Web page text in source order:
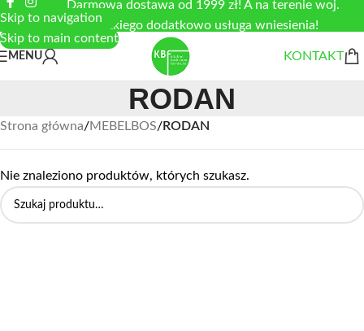
Skip to navigation
Skip to main content
Darmowa dostawa od 1999 zł! A na terenie woj.
łódzkiego dodatkowo usługa wniesienia!
MENU KONTAKT
RODAN
Strona główna/MEBELBOS/RODAN
Nie znaleziono produktów, których szukasz.